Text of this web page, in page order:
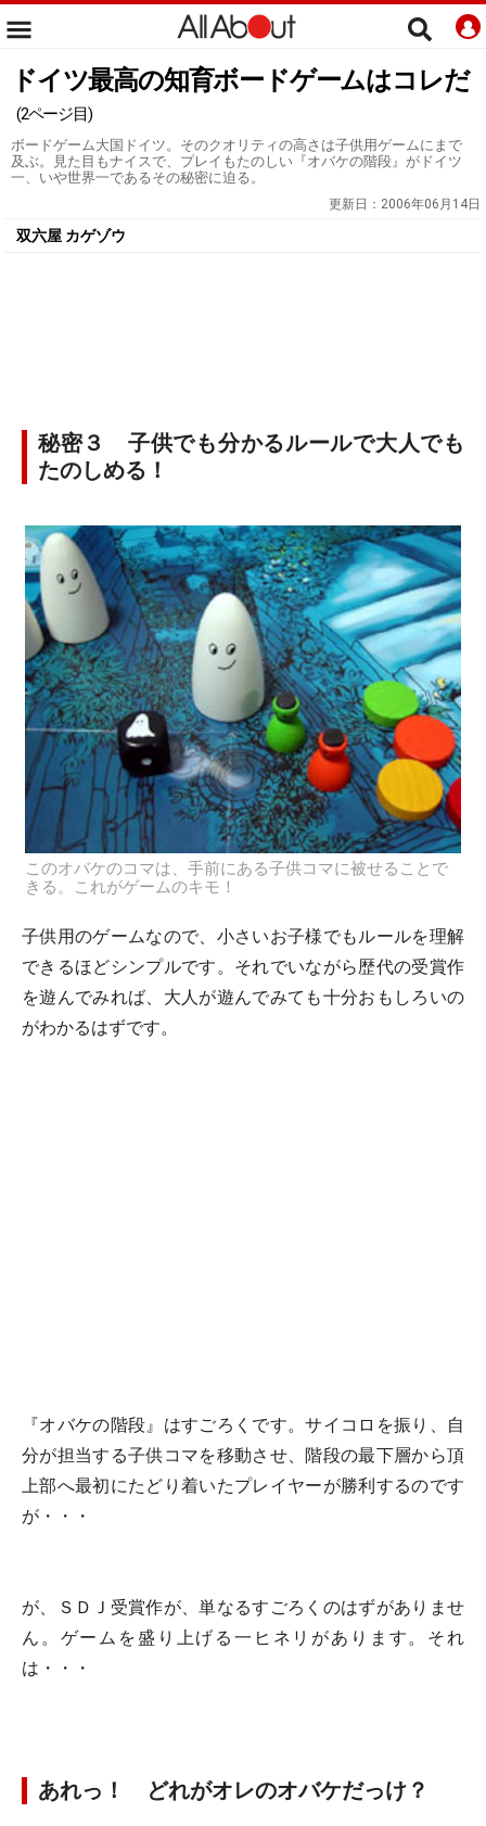
ドイツ最高の知育ボードゲームはコレだ
(2ページ目)
ボードゲーム大国ドイツ。そのクオリティの高さは子供用ゲームにまで
及ぶ。見た目もナイスで、プレイもたのしい『オバケの階段』がドイツ
一、いや世界一であるその秘密に迫る。
更新日： 2006年06月14日
双六屋 カゲゾウ
秘密３ 子供でも分かるルールで大人でも
たのしめる！
このオバケのコマは、手前にある子供コマに被せることで
きる。これがゲームのキモ！
子供用のゲームなので、小さいお子様でもルールを理解
できるほどシンプルです。それでいながら歴代の受賞作
を遊んでみれば、大人が遊んでみても十分おもしろいの
がわかるはずです。
『オバケの階段』はすごろくです。サイコロを振り、自
分が担当する子供コマを移動させ、階段の最下層から頂
上部へ最初にたどり着いたプレイヤーが勝利するのです
が・・・
が、ＳＤＪ受賞作が、単なるすごろくのはずがありませ
ん。ゲームを盛り上げる一ヒネリがあります。それ
は・・・
あれっ！ どれがオレのオバケだっけ？